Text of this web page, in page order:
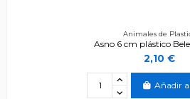
Animales de
Asno 6 cm plástico
2,10 €
Añadir